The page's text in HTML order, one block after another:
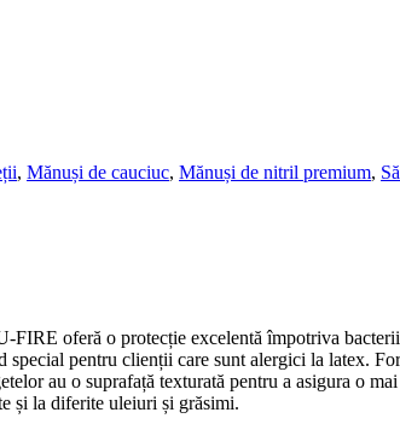
, Mănuși de cauciuc, Mănuși de nitril premium,
FIRE oferă o protecție excelentă împotriva
pentru clienții care sunt alergici la latex.
au o suprafață texturată pentru a asigura o
și la diferite uleiuri și grăsimi.